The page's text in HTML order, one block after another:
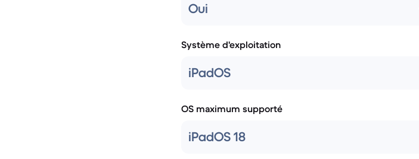
Oui
Système d'exploitation
iPadOS
OS maximum supporté
iPadOS 18